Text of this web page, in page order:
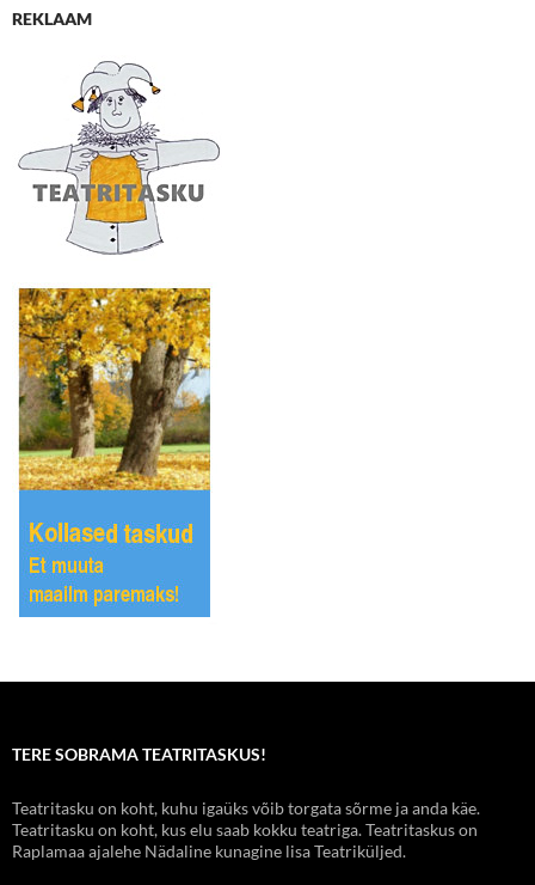
REKLAAM
TERE SOBRAMA TEATRITASKUS!
Teatritasku on koht, kuhu igaüks võib torgata sõrme ja anda käe.
Teatritasku on koht, kus elu saab kokku teatriga. Teatritaskus on
Raplamaa ajalehe Nädaline kunagine lisa Teatriküljed.